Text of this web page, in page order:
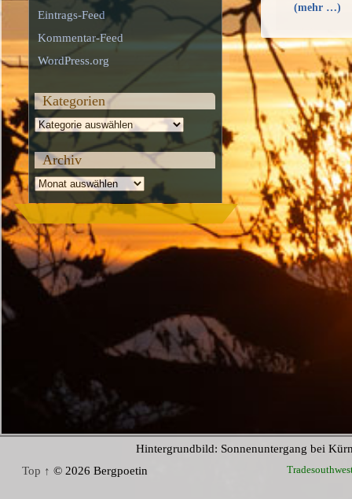
(mehr …)
Eintrags-Feed
Kommentar-Feed
WordPress.org
Kategorien
Kategorien
Archiv
Archiv
Hintergrundbild: Sonnenuntergang bei
Top ↑ © 2026 Bergpoetin